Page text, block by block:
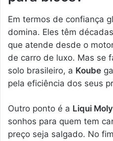
Em termos de confiança
domina. Eles têm
que atende desde o
de carro de luxo. Mas se
solo brasileiro, a Koube
pela eficiência dos seus
Outro ponto é a Liqui Moly
sonhos para quem tem
preço seja salgado. No